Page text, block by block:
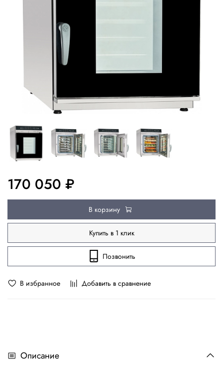
В избранное Добавить в сравнение
170 050 ₽
В корзину
Купить в 1 клик
Позвонить
Описание